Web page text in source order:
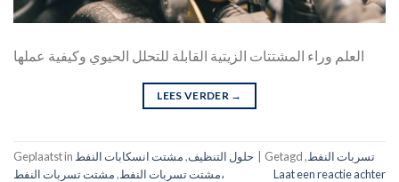
العلم وراء المشتتات الزيتية القابلة للتحلل الحيوي وكيفية عملها
LEES VERDER →
Geplaatst in حلول التنظيف,مشتت انسكابات النفط Getagd تسربات النفط,
مشتت تسربات النفط, مشتت تسربات النفط، Laat een reactie achter